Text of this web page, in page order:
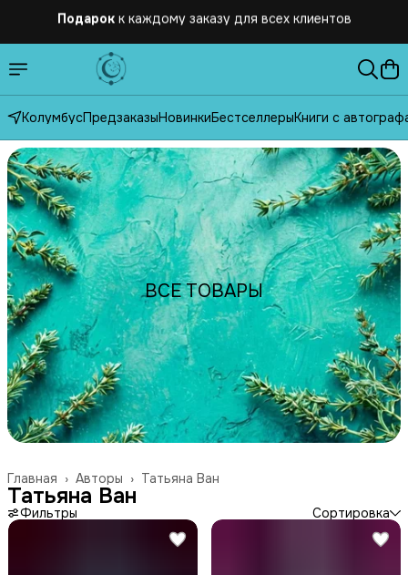
КолумбусПредзаказыНовинкиБестселлерыКниги с
ВСЕ ТОВАРЫ
Татьяна Ван
Авторы ›
Главная ›
Татьяна Ван
Фильтры Сортировка